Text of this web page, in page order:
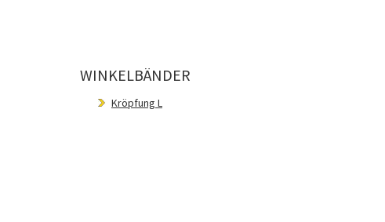
WINKELBÄNDER
Kröpfung L